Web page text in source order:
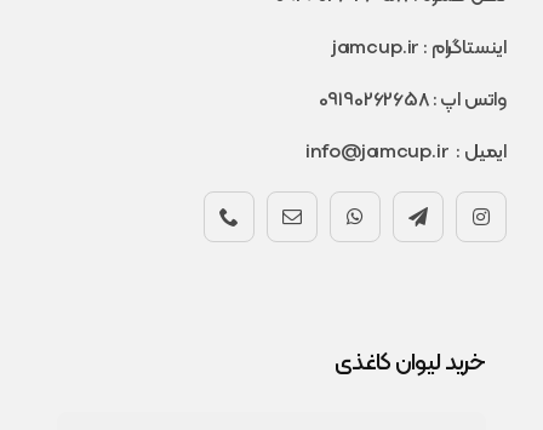
اینستاگرام : jamcup.ir
واتس اپ :09190262658
ایمیل : info@jamcup.ir
خرید لیوان کاغذی